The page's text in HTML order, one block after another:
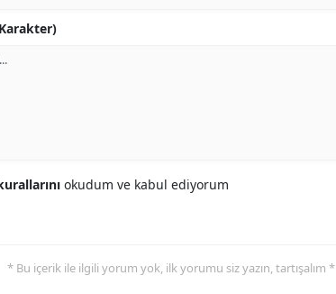
okudum ve kabul ediyorum
* Bu içerik ile ilgili yorum yok, ilk yorumu siz yazın, tartışalım *